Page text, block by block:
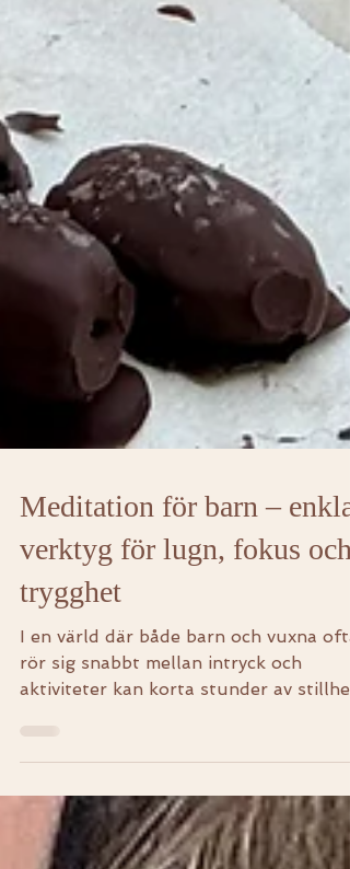
Meditation för barn – enkla
verktyg för lugn, fokus och
trygghet
göra stor skillnad. Meditation för barn
behöver inte vara avancerat – tvärtom
fungerar det allra bäst när den är